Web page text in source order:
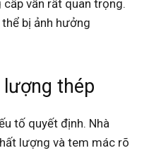
vẫn rất quan trọng.
bị ảnh hưởng
thép
tố quyết định. Nhà
lượng và tem mác rõ